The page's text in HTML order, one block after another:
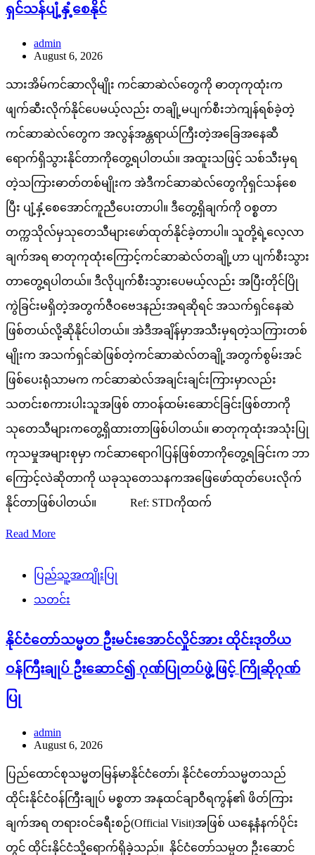
ရှင်သန်ပျံ့နှံ့စေနိုင်
admin
August 6, 2026
သားအိမ်ကင်ဆာလိုမျိုး ကင်ဆာဆဲလ်တွေကို ဓာတုကုထုံးက
ဖျက်ဆီးလိုက်နိုင်ပေမယ့်လည်း တချို့မပျက်စီးဘဲကျန်ရစ်ခဲ့တဲ့
ကင်ဆာဆဲလ်တွေက အလွန်အန္တရာယ်ကြီးတဲ့အခြေအနေဆီ
ရောက်ရှိသွားနိုင်တာကိုတွေ့ရပါတယ်။ အထူးသဖြင့် သစ်သီးမှရ
တဲ့သကြားဓာတ်တစ်မျိုးက အဲဒီကင်ဆာဆဲလ်တွေကိုရှင်သန်စေ
ပြီး ပျံ့နှံ့စေအောင်ကူညီပေးတာပါ။ ဒီတွေ့ရှိချက်ကို ဝစ္စတာ
တက္ကသိုလ်မှသုတေသီများဖော်ထုတ်နိုင်ခဲ့တာပါ။ သူတို့ရဲ့လေ့လာ
ချက်အရ ဓာတုကုထုံးကြောင့်ကင်ဆာဆဲလ်တချို့ဟာ ပျက်စီးသွား
တာတွေ့ရပါတယ်။ ဒီလိုပျက်စီးသွားပေမယ့်လည်း အပြီးတိုင်ပြို
ကွဲခြင်းမရှိတဲ့အတွက်ဇီဝဗေဒနည်းအရဆိုရင် အသက်ရှင်နေဆဲ
ဖြစ်တယ်လို့ဆိုနိုင်ပါတယ်။ အဲဒီအချိန်မှာအသီးမှရတဲ့သကြားတစ်
မျိုးက အသက်ရှင်ဆဲဖြစ်တဲ့ကင်ဆာဆဲလ်တချို့အတွက်စွမ်းအင်
ဖြစ်ပေးရုံသာမက ကင်ဆာဆဲလ်အချင်းချင်းကြားမှာလည်း
သတင်းစကားပါးသူအဖြစ် တာဝန်ထမ်းဆောင်ခြင်းဖြစ်တာကို
သုတေသီများကတွေ့ရှိထားတာဖြစ်ပါတယ်။ ဓာတုကုထုံးအသုံးပြု
ကုသမှုအများစုမှာ ကင်ဆာရောဂါပြန်ဖြစ်တာကိုတွေ့ရခြင်းက ဘာ
ကြောင့်လဲဆိုတာကို ယခုသုတေသနကအဖြေဖော်ထုတ်ပေးလိုက်
နိုင်တာဖြစ်ပါတယ်။ Ref: STDကိုထက်
Read More
ပြည်သူ့အကျိုးပြု
သတင်း
နိုင်ငံတော်သမ္မတ ဦးမင်းအောင်လှိုင်အား ထိုင်းဒုတိယ
ဝန်ကြီးချုပ် ဦးဆောင်၍ ဂုဏ်ပြုတပ်ဖွဲ့ဖြင့် ကြိုဆိုဂုဏ်
ပြု
admin
August 6, 2026
ပြည်ထောင်စုသမ္မတမြန်မာနိုင်ငံတော်၊ နိုင်ငံတော်သမ္မတသည်
ထိုင်းနိုင်ငံဝန်ကြီးချုပ် မစ္စတာ အနုထင်ချာဝီရကွန်၏ ဖိတ်ကြား
ချက်အရ တရားဝင်ခရီးစဉ်(Official Visit)အဖြစ် ယနေ့နံနက်ပိုင်း
တွင် ထိုင်းနိုင်ငံသို့ရောက်ရှိခဲ့သည်။ နိုင်ငံတော်သမ္မတ ဦးဆောင်